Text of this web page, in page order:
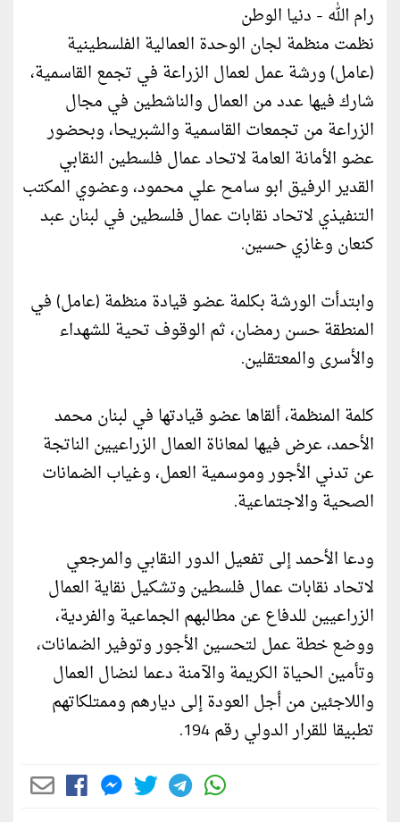
رام الله - دنيا الوطن
نظمت منظمة لجان الوحدة العمالية الفلسطينية
(عامل) ورشة عمل لعمال الزراعة في تجمع القاسمية،
شارك فيها عدد من العمال والناشطين في مجال
الزراعة من تجمعات القاسمية والشبريحا، وبحضور
عضو الأمانة العامة لاتحاد عمال فلسطين النقابي
القدير الرفيق ابو سامح علي محمود، وعضوي المكتب
التنفيذي لاتحاد نقابات عمال فلسطين في لبنان عبد
كنعان وغازي حسين.
وابتدأت الورشة بكلمة عضو قيادة منظمة (عامل) في
المنطقة حسن رمضان، ثم الوقوف تحية للشهداء
والأسرى والمعتقلين.
كلمة المنظمة، ألقاها عضو قيادتها في لبنان محمد
الأحمد، عرض فيها لمعاناة العمال الزراعيين الناتجة
عن تدني الأجور وموسمية العمل، وغياب الضمانات
الصحية والاجتماعية.
ودعا الأحمد إلى تفعيل الدور النقابي والمرجعي
لاتحاد نقابات عمال فلسطين وتشكيل نقاية العمال
الزراعيين للدفاع عن مطالبهم الجماعية والفردية،
ووضع خطة عمل لتحسين الأجور وتوفير الضمانات،
وتأمين الحياة الكريمة والآمنة دعما لنضال العمال
واللاجئين من أجل العودة إلى ديارهم وممتلكاتهم
تطبيقا للقرار الدولي رقم 194.